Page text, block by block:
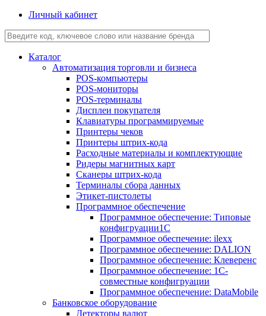
Личный кабинет
Каталог
Автоматизация торговли и бизнеса
POS-компьютеры
POS-мониторы
POS-терминалы
Дисплеи покупателя
Клавиатуры программируемые
Принтеры чеков
Принтеры штрих-кода
Расходные материалы и комплектующие
Ридеры магнитных карт
Сканеры штрих-кода
Терминалы сбора данных
Этикет-пистолеты
Программное обеспечение
Программное обеспечение: Типовые
конфигруации1С
Программное обеспечение: ilexx
Программное обеспечение: DALION
Программное обеспечение: Клеверенс
Программное обеспечение: 1С-
совместные конфигруации
Программное обеспечение: DataMobile
Банковское оборудование
Детекторы валют